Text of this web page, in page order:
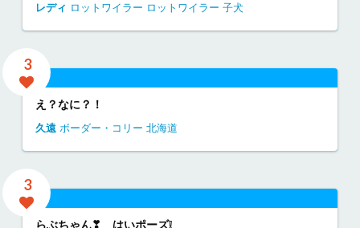
レディ ロットワイラー ロットワイラー 子犬
3
え？なに？！
久遠 ボーダー・コリー 北海道
3
らぶちゃん❣ はいポーズ❕